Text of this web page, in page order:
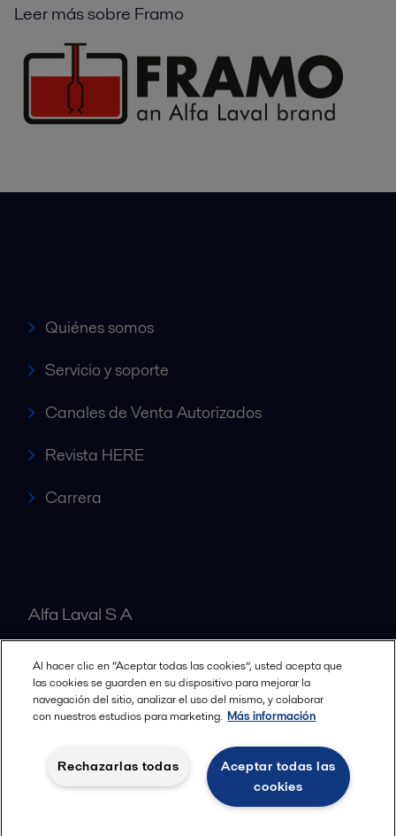
Leer más sobre Framo
Quiénes somos
Servicio y soporte
Canales de Venta Autorizados
Revista HERE
Carrera
Alfa Laval S A
Nuestras oficinas
Términos y condiciones legales
Política de Privacidad
Al hacer clic en “Aceptar todas las cookies”, usted acepta que
las cookies se guarden en su dispositivo para mejorar la
navegación del sitio, analizar el uso del mismo, y colaborar
con nuestros estudios para marketing. Más información
Aceptar todas las
cookies
Rechazarlas todas